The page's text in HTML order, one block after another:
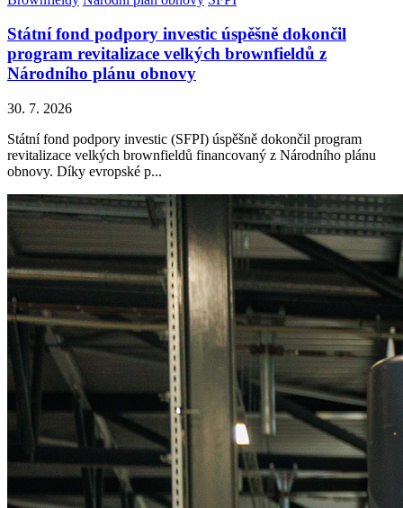
Státní fond podpory investic úspěšně dokončil
program revitalizace velkých brownfieldů z
Národního plánu obnovy
30. 7. 2026
Státní fond podpory investic (SFPI) úspěšně dokončil program
revitalizace velkých brownfieldů financovaný z Národního plánu
obnovy. Díky evropské p...